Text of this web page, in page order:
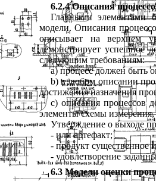
6.2.4Описания
Главными элементами
модели.Описания
описывает
на верхнем
демонстрирует успешное
следующим требованиям:
a) процесс должен быть
b) в любом описании
достижения назначения
c) описания процессов
элементы схемы измерения,
Утверждение о выходе
- или артефакт;
- продукт существенное
- удовлетворение
6.3 Модели оценки